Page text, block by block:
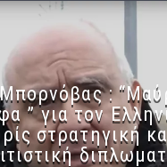
:
” για τον
στρατηγική